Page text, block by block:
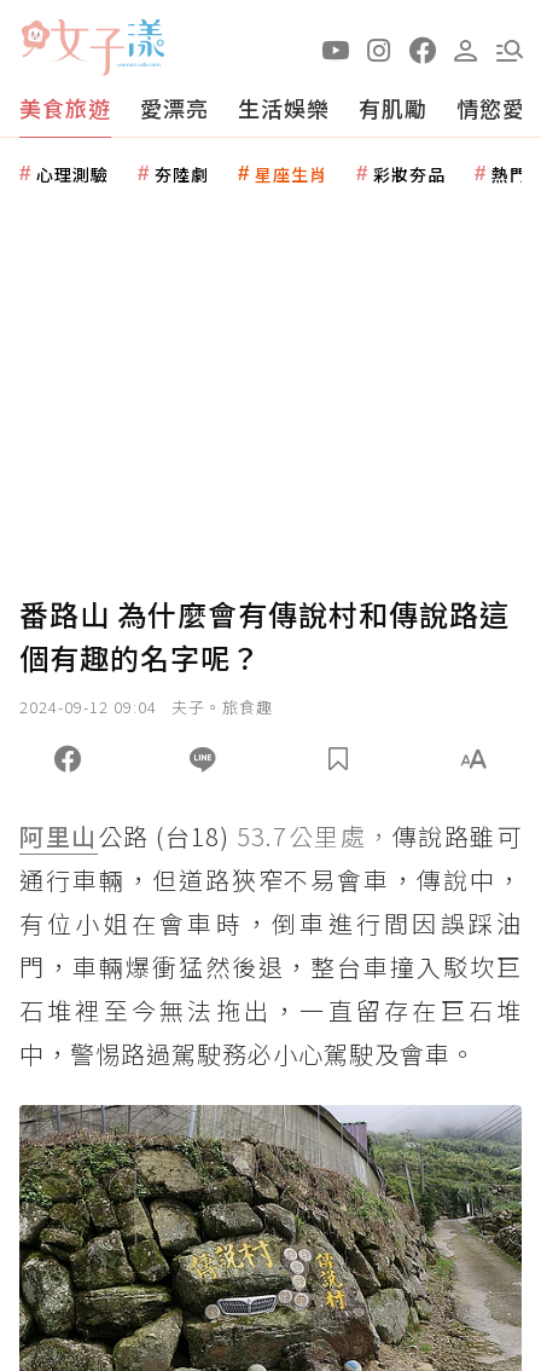
美食旅遊 愛漂亮 生活娛樂 有肌勵 情慾愛
心理測驗 夯陸劇 星座生肖 彩妝夯品 熱門
番路山 為什麼會有傳說村和傳說路這
個有趣的名字呢？
2024-09-12 09:04 夫子。旅食趣
阿里山公路 (台18) 53.7公里處， 傳說路雖可
通行車輛，但道路狹窄不易會車，傳說中，
有位小姐在會車時，倒車進行間因誤踩油
門，車輛爆衝猛然後退，整台車撞入駁坎巨
石堆裡至今無法拖出，一直留存在巨石堆
中，警惕路過駕駛務必小心駕駛及會車。